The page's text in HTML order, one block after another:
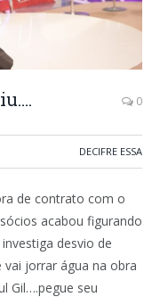
0
DECIFRE ESSA
de contrato com o
acabou figurando
desvio de
vai jorrar água na obra
Gil….pegue seu